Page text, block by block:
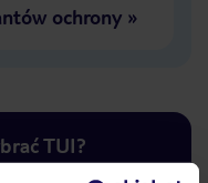
ochrony»
TUI?